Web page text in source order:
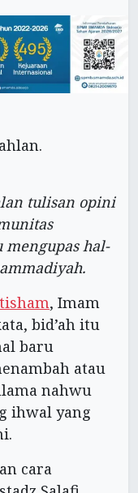
tulisan opini
mengupas hal-
, Imam
bid’ah itu
baru
atau
nahwu
ihwal yang
cara